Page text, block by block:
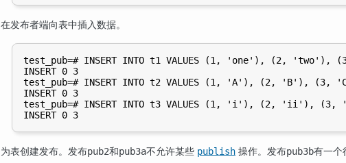
在发布者端向表中插入数据。
test_pub=# INSERT INTO t1 VALUES (1, 'one'), (2,
INSERT 0 3
test_pub=# INSERT INTO t2 VALUES (1, 'A'), (2, 'B'), (3,
INSERT 0 3
test_pub=# INSERT INTO t3 VALUES (1, 'i'), (2, 'ii'),
为表创建发布。发布pub2和pub3a不允许某些 publish 操作。发布pub3b有一个